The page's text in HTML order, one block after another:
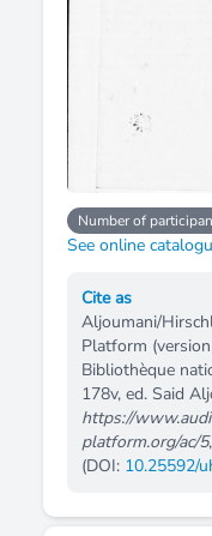
Number of
See online
Cite as
Aljoumani/
Platform
Bibliothèque
178v, ed. Said
https://
platform.org/ac/5
(DOI: 10.25592/